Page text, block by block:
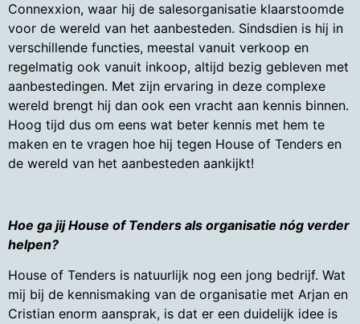
Connexxion, waar hij de salesorganisatie klaarstoomde
voor de wereld van het aanbesteden. Sindsdien is hij in
verschillende functies, meestal vanuit verkoop en
regelmatig ook vanuit inkoop, altijd bezig gebleven met
aanbestedingen. Met zijn ervaring in deze complexe
wereld brengt hij dan ook een vracht aan kennis binnen.
Hoog tijd dus om eens wat beter kennis met hem te
maken en te vragen hoe hij tegen House of Tenders en
de wereld van het aanbesteden aankijkt!
Hoe ga jij House of Tenders als organisatie nóg verder
helpen?
House of Tenders is natuurlijk nog een jong bedrijf. Wat
mij bij de kennismaking van de organisatie met Arjan en
Cristian enorm aansprak, is dat er een duidelijk idee is